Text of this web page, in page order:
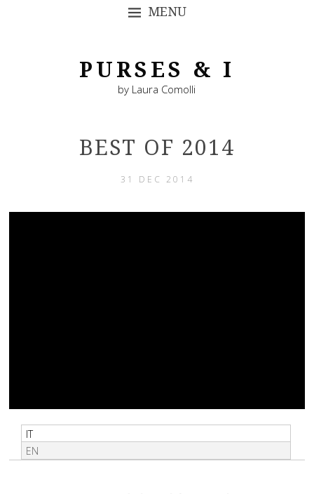
MENU
PURSES & I
by Laura Comolli
BEST OF 2014
31 DEC 2014
IT
EN